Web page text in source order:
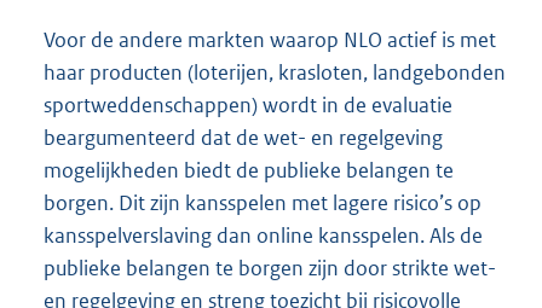
Voor de andere markten waarop NLO actief is met
haar producten (loterijen, krasloten, landgebonden
sportweddenschappen) wordt in de evaluatie
beargumenteerd dat de wet- en regelgeving
mogelijkheden biedt de publieke belangen te
borgen. Dit zijn kansspelen met lagere risico’s op
kansspelverslaving dan online kansspelen. Als de
publieke belangen te borgen zijn door strikte wet-
en regelgeving en streng toezicht bij risicovolle